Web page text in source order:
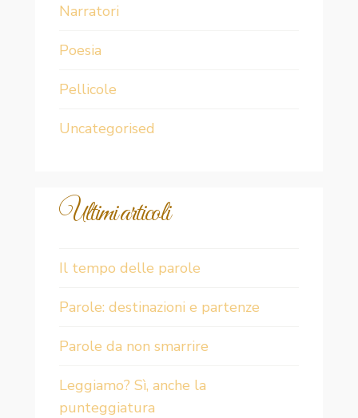
Narratori
Poesia
Pellicole
Uncategorised
Ultimi articoli
Il tempo delle parole
Parole: destinazioni e partenze
Parole da non smarrire
Leggiamo? Sì, anche la
punteggiatura